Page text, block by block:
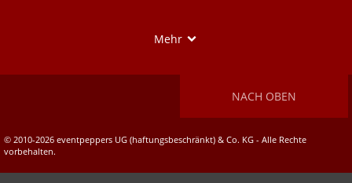
Mehr
NACH OBEN
© 2010-2026 eventpeppers UG (haftungsbeschränkt) & Co. KG - Alle Rechte
vorbehalten.